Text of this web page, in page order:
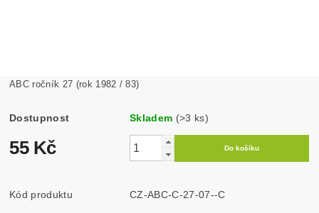
ABC ročník 27 (rok 1982 / 83)
Dostupnost Skladem (>3 ks)
55 Kč
Kód produktu CZ-ABC-C-27-07--C